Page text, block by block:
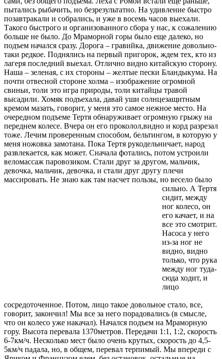
пытались рыбачить, но безрезультатно. На удивление быстро
позавтракали и собрались, и уже в восемь часов выехали.
Такого быстрого и организованного сбора у нас, к сожалению
больше не было. До Мраморной горы было еще далеко, но
подъем начался сразу. Дорога – гравийка, движение довольно-
таки редкое. Поднялись на первый пригорок, ждем тех, кто из
лагеря последний выехал. Отлично видно китайскую сторону.
Наша – зеленая, с их стороны – желтые пески Бландыкума. На
почти отвесной стороне холма – изображение огромной
свиньи, толи это игра природы, толи китайцы травой
высадили. Хомяк подъехала, давай уши солнцезащитным
кремом мазать, говорит, у меня это самое нежное место. На
очередном подъеме Тертя обнаруживает огромную грыжу на
переднем колесе. Вчера он его проколол,видно и корд разрезал
тоже. Лечим проверенным способом, бельтингом, в которую у
меня ножовка замотана. Пока Тертя рукодельничает, народ
развлекается, как может. Сначала фотались, потом устроили
веломассаж паровозиком. Стали друг за другом, мальчик,
девочка, мальчик, девочка, и стали друг другу плечи
массировать. Не знаю как там насчет пользы, но весело было
сильно. А Тертя
сидит, между
ног колесо, он
его качает, и на
все это смотрит.
Насоса у него
из-за ног не
видно, видно
только, что рука
между ног туда-
сюда ходит, и
лицо
сосредоточенное. Потом, лицо такое довольное стало, все,
говорит, закончил! Мы все за него порадовались (в смысле,
что он колесо уже накачал). Начался подъем на Мраморную
гору. Высота перевала 1370метров. Передачи 1:1, 1:2, скорость
6-7км/ч. Несколько мест было очень крутых, скорость до 4,5-
5км/ч падала, но, в общем, перевал терпимый. Мы впереди с